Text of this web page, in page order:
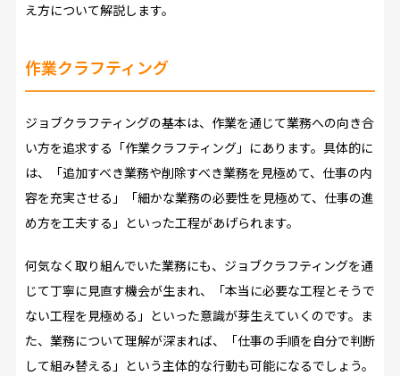
え方について解説します。
作業クラフティング
ジョブクラフティングの基本は、作業を通じて業務への向き合
い方を追求する「作業クラフティング」にあります。具体的に
は、「追加すべき業務や削除すべき業務を見極めて、仕事の内
容を充実させる」「細かな業務の必要性を見極めて、仕事の進
め方を工夫する」といった工程があげられます。
何気なく取り組んでいた業務にも、ジョブクラフティングを通
じて丁寧に見直す機会が生まれ、「本当に必要な工程とそうで
ない工程を見極める」といった意識が芽生えていくのです。ま
た、業務について理解が深まれば、「仕事の手順を自分で判断
して組み替える」という主体的な行動も可能になるでしょう。